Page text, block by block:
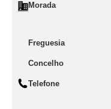
Morada
Freguesia
Concelho
Telefone